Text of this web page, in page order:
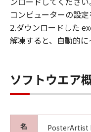
コンピューターの設定
2.ダウンロードした
解凍すると、自動的に
ソフトウエア
名
PosterArtist